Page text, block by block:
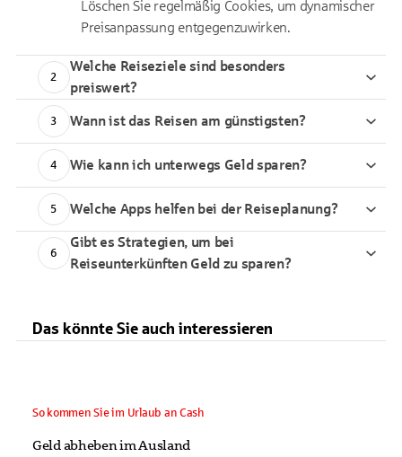
Löschen Sie regelmäßig Cookies, um dynamischer
Preisanpassung entgegenzuwirken.
2
Welche Reiseziele sind besonders
preiswert?
3 Wann ist das Reisen am günstigsten?
4 Wie kann ich unterwegs Geld sparen?
5 Welche Apps helfen bei der Reiseplanung?
6
Gibt es Strategien, um bei
Reiseunterkünften Geld zu sparen?
Das könnte Sie auch interessieren
So kommen Sie im Urlaub an Cash
Geld abheben im Ausland